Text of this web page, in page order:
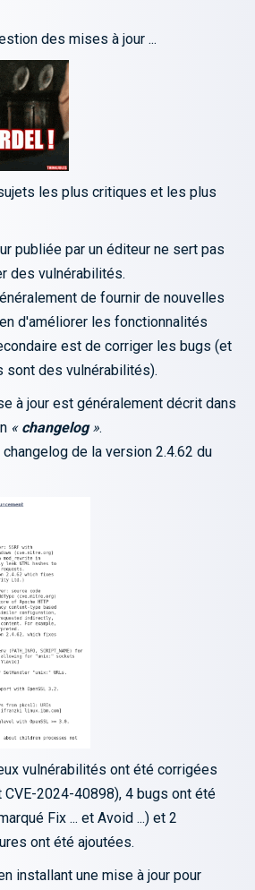
des mises à jour ...
les plus critiques et les plus
publiée par un éditeur ne sert pas
des vulnérabilités.
de fournir de nouvelles
d'améliorer les fonctionnalités
est de corriger les bugs (et
sont des vulnérabilités).
à jour est généralement décrit dans
« changelog».
de la version 2.4.62 du
vulnérabilités ont été corrigées
2024-40898), 4 bugs ont été
Fix ... et Avoid ...) et 2
ont été ajoutées.
installant une mise à jour pour